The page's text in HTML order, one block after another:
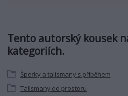
Tento autorský kousek
kategoriích.
Šperky a talismany s příběhem
Talismany do prostoru